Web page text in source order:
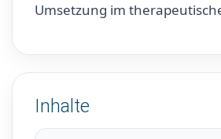
Umsetzung im
Inhalte